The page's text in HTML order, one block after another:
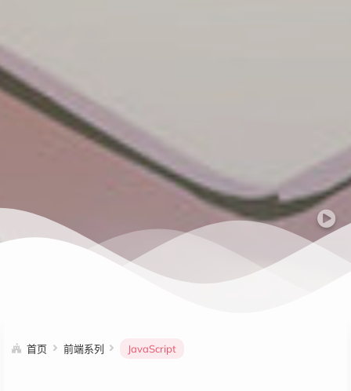
首页 前端系列 JavaScript